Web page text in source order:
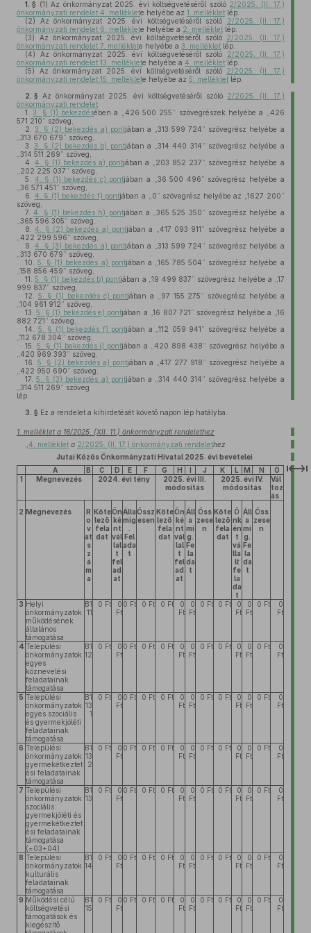
1. § (1) Az önkormányzat 2025. évi költségvetéséről szóló 2/2025. (II. 17.)
önkormányzati rendelet 4. melléklete helyébe az 1. melléklet lép.
(2) Az önkormányzat 2025. évi költségvetéséről szóló
2/2025. (II. 17.)
önkormányzati rendelet 6. melléklete helyébe a 2. melléklet lép.
(3) Az önkormányzat 2025. évi költségvetéséről szóló 2/2025. (II. 17.)
önkormányzati rendelet 7. melléklete helyébe a 3. melléklet lép.
(4) Az önkormányzat 2025. évi költségvetéséről szóló
2/2025. (II. 17.)
önkormányzati rendelet 13. melléklete helyébe a 4. melléklet lép.
(5) Az önkormányzat 2025. évi költségvetéséről szóló 2/2025. (II. 17.)
önkormányzati rendelet 15. melléklete helyébe az 5. melléklet lép.
2. § Az önkormányzat 2025. évi költségvetéséről szóló 2/2025. (II. 17.)
önkormányzati rendelet
1.
3. § (1) bekezdésében a „426 500 255” szövegrészek helyébe a „426
571 210” szöveg,
2.
3. § (2) bekezdés a) pontjában a „313 599 724” szövegrész helyébe a
„313 670 679” szöveg,
3.
3. § (2) bekezdés b) pontjában a „314 440 314” szövegrész helyébe a
„314 511 269” szöveg,
4.
4. § (1) bekezdés a) pontjában a „203 852 237” szövegrész helyébe a
„202 225 037” szöveg,
5.
4. § (1) bekezdés c) pontjában a „36 500 496” szövegrész helyébe a
„36 571 451” szöveg,
6.
4. § (1) bekezdés f) pontjában a „0” szövegrész helyébe az „1627 200”
szöveg,
7.
4. § (1) bekezdés h) pontjában a „365 525 350” szövegrész helyébe a
„365 596 305” szöveg,
8.
4. § (2) bekezdés a) pontjában a „417 093 911” szövegrész helyébe a
„422 299 596” szöveg,
9.
4. § (3) bekezdés a) pontjában a „313 599 724” szövegrész helyébe a
„313 670 679” szöveg,
10.
5. § (1) bekezdés a) pontjában a „165 785 504” szövegrész helyébe a
„158 856 459” szöveg,
11.
5. § (1) bekezdés b) pontjában a „19 499 837” szövegrész helyébe a „17
999 837” szöveg,
12.
5. § (1) bekezdés c) pontjában a „97 155 275” szövegrész helyébe a
„104 961 912” szöveg,
13.
5. § (1) bekezdés e) pontjában a „16 807 721” szövegrész helyébe a „16
882 721” szöveg,
14.
5. § (1) bekezdés f) pontjában a „112 059 941” szövegrész helyébe a
„112 678 304” szöveg,
15.
5. § (1) bekezdés i) pontjában a „420 898 438” szövegrész helyébe a
„420 969 393” szöveg,
16.
5. § (2) bekezdés a) pontjában a „417 277 918” szövegrész helyébe a
„422 950 690” szöveg,
17. 5. § (3) bekezdés a) pontjában a „314 440 314” szövegrész helyébe a
„314 511 269” szöveg
lép.
3. § Ez a rendelet a kihirdetését követő napon lép hatályba.
1. melléklet a 16/2025. (XII. 11.) önkormányzati rendelethez
4. melléklet a 2/2025. (II. 17.) önkormányzati rendelethez
Jutai Közös Önkormányzati Hivatal 2025 . évi bevételei
A
B C D E F G H I J K L M N
O
1
Megnevezés 2024. évi tény
2025. évi III.
módosítás
2025. évi IV.
módosítás
Vál
toz
ás
2 Megnevezés
R
o
v
at
s
z
á
m
a
Köte
lező
fela
dat
Ön
ké
nt
vál
lal
t
fel
ad
at
Álla
mig
Fel
ada
t
Össz
esen
Köte
lező
fela
dat
Ön
ké
nt
vál
lal
t
fel
ad
at
Áll
a
mi
g.
Fe
la
da
t
Öss
zese
n
Köte
lező
fela
dat
Ö
nk
én
t
vá
lla
lt
fe
la
da
t
Áll
a
mi
g.
Fe
la
da
t
Öss
zese
n
3 Helyi
önkormányzatok
működésének
általános
támogatása
B1
11
0 Ft
0
Ft
0 Ft 0 Ft 0 Ft
0
Ft
0
Ft
0 Ft 0 Ft
0
Ft
0
Ft
0 Ft
0
Ft
4 Települési
önkormányzatok
egyes
köznevelési
feladatainak
támogatása
B1
12
0 Ft
0
Ft
0 Ft 0 Ft 0 Ft
0
Ft
0
Ft
0 Ft 0 Ft
0
Ft
0
Ft
0 Ft
0
Ft
5 Települési
önkormányzatok
egyes szociális
és gyermekjóléti
feladatainak
támogatása
B1
13
1
0 Ft
0
Ft
0 Ft 0 Ft 0 Ft
0
Ft
0
Ft
0 Ft 0 Ft
0
Ft
0
Ft
0 Ft
0
Ft
6 Települési
önkormányzatok
gyermekétkeztet
ési feladatainak
támogatása
B1
13
2
0 Ft
0
Ft
0 Ft 0 Ft 0 Ft
0
Ft
0
Ft
0 Ft 0 Ft
0
Ft
0
Ft
0 Ft
0
Ft
7 Települési
önkormányzatok
szociális
gyermekjóléti és
gyermekétkeztet
ési feladatainak
támogatása
(=03+04)
B1
13
0 Ft
0
Ft
0 Ft 0 Ft 0 Ft
0
Ft
0
Ft
0 Ft 0 Ft
0
Ft
0
Ft
0 Ft
0
Ft
8 Települési
önkormányzatok
kulturális
feladatainak
támogatása
B1
14
0 Ft
0
Ft
0 Ft 0 Ft 0 Ft
0
Ft
0
Ft
0 Ft 0 Ft
0
Ft
0
Ft
0 Ft
0
Ft
9 Működési célú
költségvetési
támogatások és
kiegészítő
B1
15
0 Ft
0
Ft
0 Ft 0 Ft 0 Ft
0
Ft
0
Ft
0 Ft 0 Ft
0
Ft
0
Ft
0 Ft
0
Ft